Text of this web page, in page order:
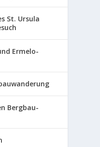
St. Ursula
Ermelo-
Bergbau-